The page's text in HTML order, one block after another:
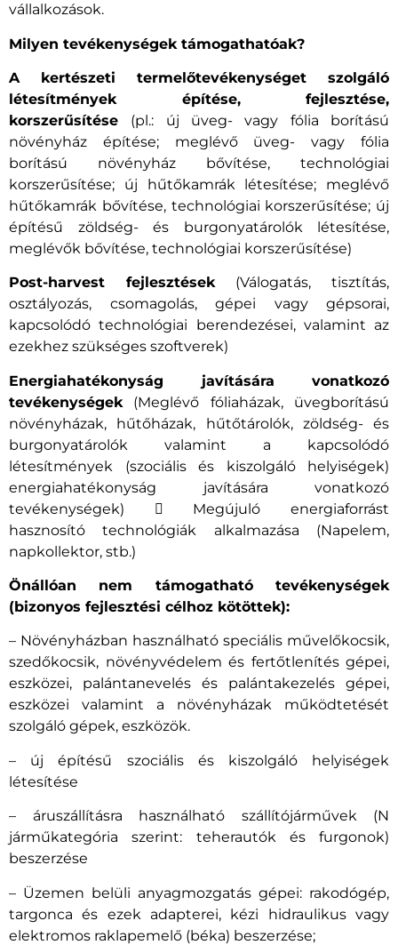
vállalkozások.
Milyen tevékenységek támogathatóak?
A kertészeti termelőtevékenységet szolgáló
létesítmények építése, fejlesztése,
korszerűsítése (pl.: új üveg- vagy fólia borítású
növényház építése; meglévő üveg- vagy fólia
borítású növényház bővítése, technológiai
korszerűsítése; új hűtőkamrák létesítése; meglévő
hűtőkamrák bővítése, technológiai korszerűsítése; új
építésű zöldség- és burgonyatárolók létesítése,
meglévők bővítése, technológiai korszerűsítése)
Post-harvest fejlesztések(Válogatás, tisztítás,
osztályozás, csomagolás, gépei vagy gépsorai,
kapcsolódó technológiai berendezései, valamint az
ezekhez szükséges szoftverek)
Energiahatékonyság javítására vonatkozó
tevékenységek (Meglévő fóliaházak, üvegborítású
növényházak, hűtőházak, hűtőtárolók, zöldség- és
burgonyatárolók valamint a kapcsolódó
létesítmények (szociális és kiszolgáló helyiségek)
energiahatékonyság javítására vonatkozó
tevékenységek)  Megújuló energiaforrást
hasznosító technológiák alkalmazása (Napelem,
napkollektor, stb.)
Önállóan nem támogatható tevékenységek
(bizonyos fejlesztési célhoz kötöttek):
– Növényházban használható speciális művelőkocsik,
szedőkocsik, növényvédelem és fertőtlenítés gépei,
eszközei, palántanevelés és palántakezelés gépei,
eszközei valamint a növényházak működtetését
szolgáló gépek, eszközök.
– új építésű szociális és kiszolgáló helyiségek
létesítése
– áruszállításra használható szállítójárművek (N
járműkategória szerint: teherautók és furgonok)
beszerzése
– Üzemen belüli anyagmozgatás gépei: rakodógép,
targonca és ezek adapterei, kézi hidraulikus vagy
elektromos raklapemelő (béka) beszerzése;